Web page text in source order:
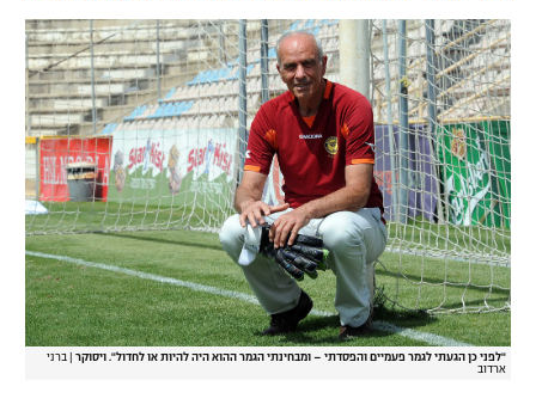
רשיון להקרנה פומבית לבית עסק
הצטרפות לחבילת הערוצים
לוח דרושים – ג'ובנט
תגיות
המגזין
"לפני כן הגעתי לגמר פעמיים והפסדתי – ומבחינתי הגמר ההוא היה להיות או לחדול". ויסוקר
ברני
ארדוב